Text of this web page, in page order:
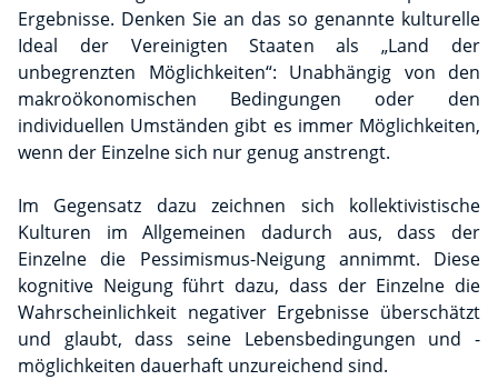
Ergebnisse. Denken Sie an das so genannte kulturelle
Ideal der Vereinigten Staaten als „Land der
unbegrenzten Möglichkeiten“: Unabhängig von den
makroökonomischen Bedingungen oder den
individuellen Umständen gibt es immer Möglichkeiten,
wenn der Einzelne sich nur genug anstrengt.
Im Gegensatz dazu zeichnen sich kollektivistische
Kulturen im Allgemeinen dadurch aus, dass der
Einzelne die Pessimismus-Neigung annimmt. Diese
kognitive Neigung führt dazu, dass der Einzelne die
Wahrscheinlichkeit negativer Ergebnisse überschätzt
und glaubt, dass seine Lebensbedingungen und -
möglichkeiten dauerhaft unzureichend sind.